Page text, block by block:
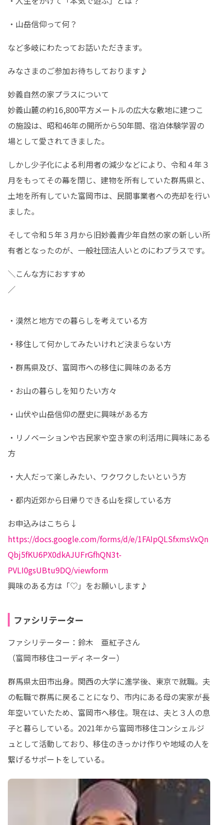
・山岳信仰って何？
など多岐にわたってお話いただきます。
みなさまのご参加お待ちしております♪
妙義自然の家プラスについて
妙義山麓の約16,800平方メートルの広大な敷地に建つこ
の施設は、昭和46年の開所から50年間、宿泊体験学習の
場として愛されてきました。
しかし少子化による利用者の減少などにより、令和４年３
月をもってその幕を閉じ、建物を所有していた群馬県と、
土地を所有していた富岡市は、民間事業者への売却を行い
ました。
そして令和５年３月から旧妙義青少年自然の家の新しい所
有者となったのが、一般社団法人いとのにわプラスです。
＼こんな方におすすめ
／
・漠然と地方での暮らしを考えている方
・移住して何かしてみたいけれど決まらない方
・群馬県及び、富岡市への移住に興味のある方
・お山の暮らしを知りたい方々
・山伏や山岳信仰の歴史に興味がある方
・リノベーションや古民家や空き家の利活用に興味にある
方
・大人だって楽しみたい、ワクワクしたいという方
・都内近郊から日帰りできる山を探している方
https://docs.google.com/forms/d/e/1FAIpQLSfxmsVxQn
Qbj5fKU6PX0dkAJUFrGfhQN3t-
PVLI0gsUBtu9DQ/viewform
興味のある方は「♡」をお願いします♪
ファシリテーター
ファシリテーター：鈴木　亜紅子さん
（富岡市移住コーディネーター）
群馬県太田市出身。関西の大学に進学後、東京で就職。夫
の転職で群馬に戻ることになり、市内にある母の実家が長
年空いていたため、富岡市へ移住。現在は、夫と３人の息
子と暮らしている。2021年から富岡市移住コンシェルジ
ュとして活動しており、移住のきっかけ作りや地域の人を
繋げるサポートをしている。